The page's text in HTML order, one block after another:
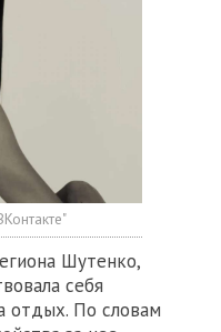
Шутенко,
себя
отдых. По словам